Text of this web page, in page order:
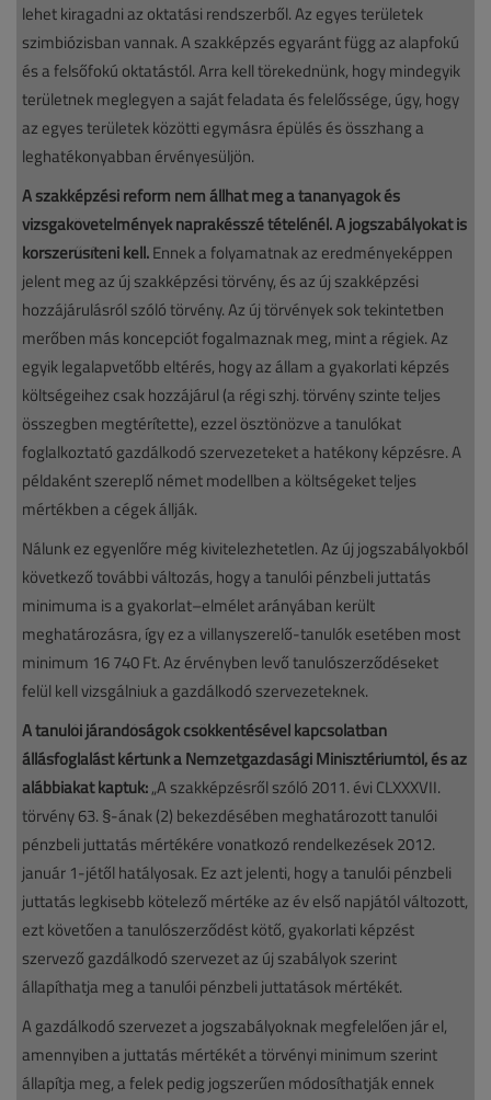
lehet kiragadni az oktatási rendszerből. Az egyes területek
szimbiózisban vannak. A szakképzés egyaránt függ az alapfokú
és a felsőfokú oktatástól. Arra kell törekednünk, hogy mindegyik
területnek meglegyen a saját feladata és felelőssége, úgy, hogy
az egyes területek közötti egymásra épülés és összhang a
leghatékonyabban érvényesüljön.
A szakképzési reform nem állhat meg a tananyagok és
vizsgakövetelmények naprakésszé tételénél. A jogszabályokat is
korszerűsíteni kell.Ennek a folyamatnak az eredményeképpen
jelent meg az új szakképzési törvény, és az új szakképzési
hozzájárulásról szóló törvény. Az új törvények sok tekintetben
merőben más koncepciót fogalmaznak meg, mint a régiek. Az
egyik legalapvetőbb eltérés, hogy az állam a gyakorlati képzés
költségeihez csak hozzájárul (a régi szhj. törvény szinte teljes
összegben megtérítette), ezzel ösztönözve a tanulókat
foglalkoztató gazdálkodó szervezeteket a hatékony képzésre. A
példaként szereplő német modellben a költségeket teljes
mértékben a cégek állják.
Nálunk ez egyenlőre még kivitelezhetetlen. Az új jogszabályokból
következő további változás, hogy a tanulói pénzbeli juttatás
minimuma is a gyakorlat–elmélet arányában került
meghatározásra, így ez a villanyszerelő-tanulók esetében most
minimum 16 740 Ft. Az érvényben levő tanulószerződéseket
felül kell vizsgálniuk a gazdálkodó szervezeteknek.
A tanulói járandóságok csökkentésével kapcsolatban
állásfoglalást kértünk a Nemzetgazdasági Minisztériumtól, és az
alábbiakat kaptuk:„A szakképzésről szóló 2011. évi CLXXXVII.
törvény 63. §-ának (2) bekezdésében meghatározott tanulói
pénzbeli juttatás mértékére vonatkozó rendelkezések 2012.
január 1-jétől hatályosak. Ez azt jelenti, hogy a tanulói pénzbeli
juttatás legkisebb kötelező mértéke az év első napjától változott,
ezt követően a tanulószerződést kötő, gyakorlati képzést
szervező gazdálkodó szervezet az új szabályok szerint
állapíthatja meg a tanulói pénzbeli juttatások mértékét.
A gazdálkodó szervezet a jogszabályoknak megfelelően jár el,
amennyiben a juttatás mértékét a törvényi minimum szerint
állapítja meg, a felek pedig jogszerűen módosíthatják ennek